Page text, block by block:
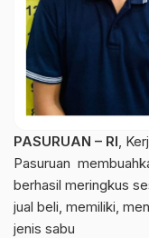
PASURUAN – RI,
Pasuruan
berhasil meringkus
jual beli, memiliki,
jenis sabu